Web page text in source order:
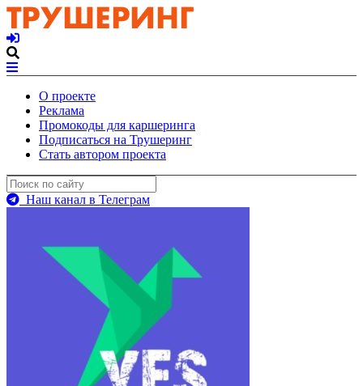
О проекте
Реклама
Промокоды для каршеринга
Подписаться на Трушеринг
Стать автором проекта
Наш канал в Телеграм